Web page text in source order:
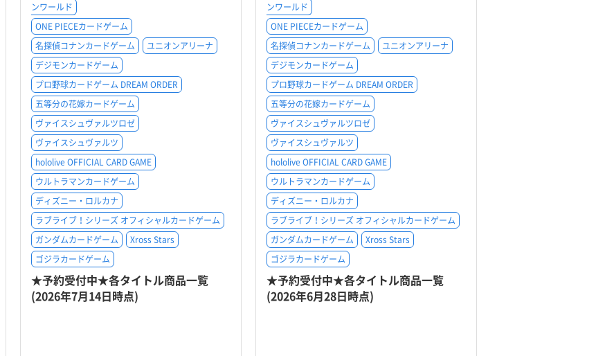
ンワールド
ONE PIECEカードゲーム
名探偵コナンカードゲーム
ユニオンアリーナ
デジモンカードゲーム
プロ野球カードゲーム DREAM ORDER
五等分の花嫁カードゲーム
ヴァイスシュヴァルツロゼ
ヴァイスシュヴァルツ
hololive OFFICIAL CARD GAME
ウルトラマンカードゲーム
ディズニー・ロルカナ
ラブライブ！シリーズ オフィシャルカードゲーム
ガンダムカードゲーム
Xross Stars
ゴジラカードゲーム
★予約受付中★各タイトル商品一覧
(2026年7月14日時点)
ンワールド
ONE PIECEカードゲーム
名探偵コナンカードゲーム
ユニオンアリーナ
デジモンカードゲーム
プロ野球カードゲーム DREAM ORDER
五等分の花嫁カードゲーム
ヴァイスシュヴァルツロゼ
ヴァイスシュヴァルツ
hololive OFFICIAL CARD GAME
ウルトラマンカードゲーム
ディズニー・ロルカナ
ラブライブ！シリーズ オフィシャルカードゲーム
ガンダムカードゲーム
Xross Stars
ゴジラカードゲーム
★予約受付中★各タイトル商品一覧
(2026年6月28日時点)